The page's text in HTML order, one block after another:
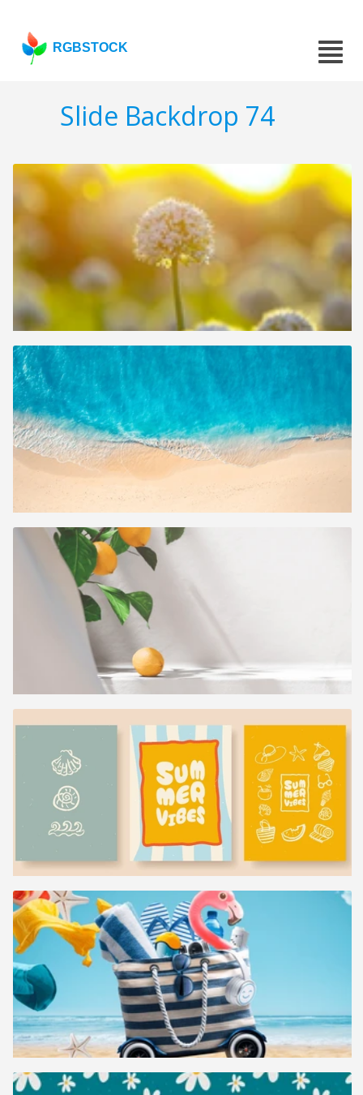
RGBSTOCK
Slide Backdrop 74